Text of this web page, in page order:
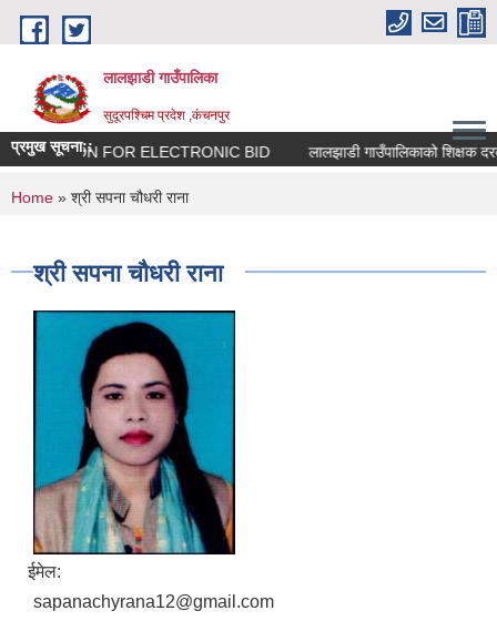
Skip to main content
लालझाडी गाउँपालिका
सुदूरपश्चिम प्रदेश ,कंचनपुर
प्रमुख सूचना::
INVITATION FOR ELECTRONIC BID लालझाडी गाउँपालिकाको शिक्षक
You are here
Home » श्री सपना चौधरी राना
श्री सपना चौधरी राना
ईमेल:
sapanachyrana12@gmail.com